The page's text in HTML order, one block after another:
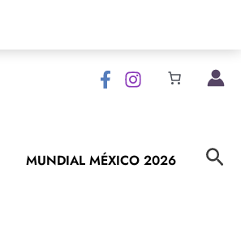
MUNDIAL MÉXICO 2026